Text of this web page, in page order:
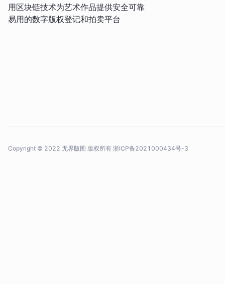
用区块链技术为艺术作品提供安全可靠
易用的数字版权登记和拍卖平台
Copyright © 2022 无界版图 版权所有 浙ICP备2021000434号-3